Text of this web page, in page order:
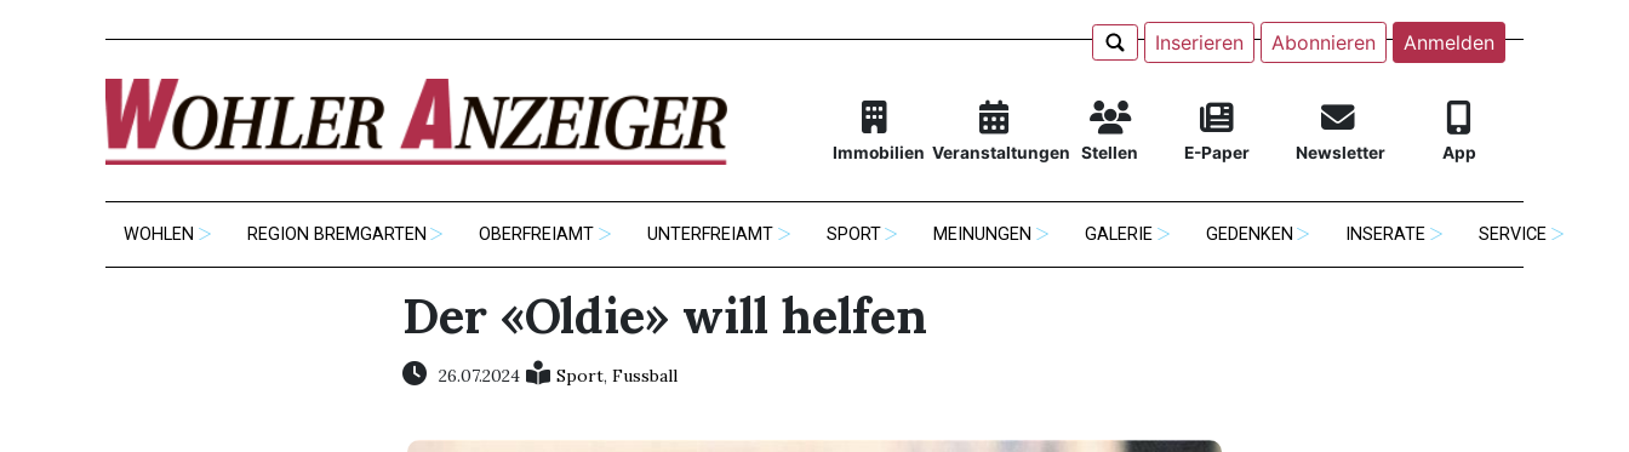
Inserieren Abonnieren Anmelden
Immobilien Veranstaltungen Stellen E-Paper Newsletter App
WOHLEN REGION BREMGARTEN OBERFREIAMT UNTERFREIAMT SPORT MEINUNGEN GALERIE GEDENKEN INSERATE SERVICE
Der «Oldie» will helfen
26.07.2024 Sport, Fussball